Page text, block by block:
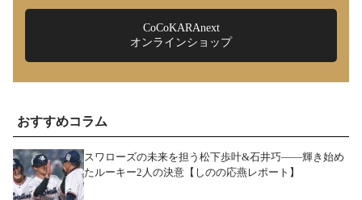
CoCoKARAnext
オンラインショップ
おすすめコラム
スワローズの未来を担う松下歩叶&石井巧――輝き始め
たルーキー2人の決意【しのの応燕レポート】